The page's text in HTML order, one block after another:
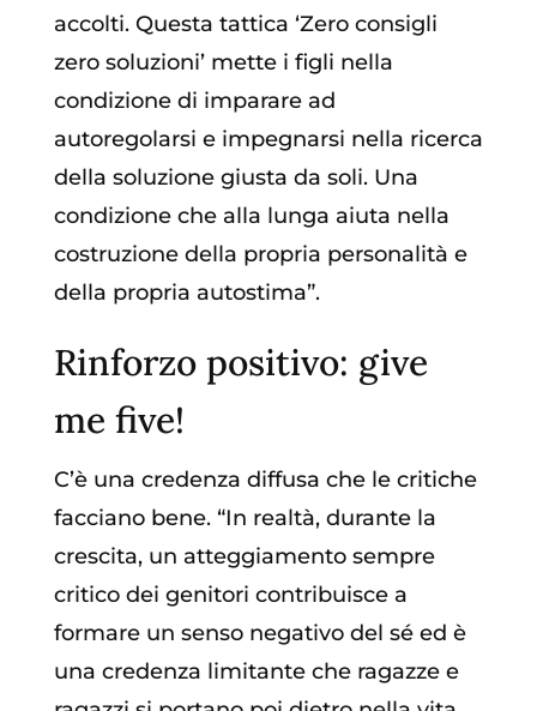
accolti. Questa tattica ‘Zero consigli
zero soluzioni’ mette i figli nella
condizione di imparare ad
autoregolarsi e impegnarsi nella ricerca
della soluzione giusta da soli. Una
condizione che alla lunga aiuta nella
costruzione della propria personalità e
della propria autostima”.
Rinforzo positivo: give
me five!
C’è una credenza diffusa che le critiche
facciano bene. “In realtà, durante la
crescita, un atteggiamento sempre
critico dei genitori contribuisce a
formare un senso negativo del sé ed è
una credenza limitante che ragazze e